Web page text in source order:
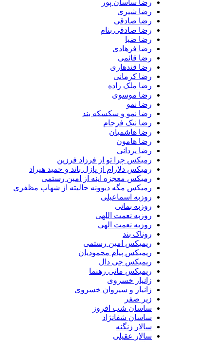
رضا ساسان پور
رضا شیری
رضا صادقی
رضا صادقی بنام
رضا ضیا
رضا فرهادی
رضا قائمی
رضا قندهاری
رضا کرمانی
رضا ملک زاده
رضا موسوی
رضا نمو
رضا نمو و سکسکه بند
رضا نیک فرجام
رضا هاشمیان
رضا هامون
رضا یزدانی
رمیکس چرا تو از فرزاد فرزین
رمیکس دلارام از پازل باند و حمید هیراد
رمیکس معجزه اینه از امین رستمی
رمیکس مگه دیوونه حالیته از شهاب مظفری
روزبه اسماعیلی
روزبه بمانی
روزبه نعمت اللهی
روزبه نعمت الهی
روناک بند
ریمیکس امین رستمی
ریمیکس پیام محمودیان
ریمیکس جی دال
ریمیکس مانی رهنما
زانیار خسروی
زانیار و سیروان خسروی
زیر صفر
ساسان شب افروز
ساسان شفانژاد
سالار زنگنه
سالار عقیلی